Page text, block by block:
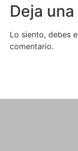
Deja
Lo siento, debes
comentario.